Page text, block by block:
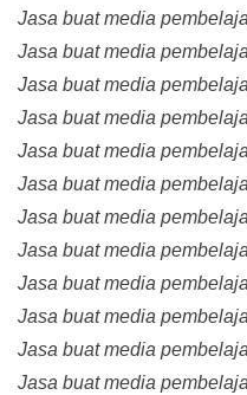
Jasa buat media
Jasa buat media
Jasa buat media
Jasa buat media
Jasa buat media
Jasa buat media
Jasa buat media
Jasa buat media
Jasa buat media
Jasa buat media
Jasa buat media
Jasa buat media